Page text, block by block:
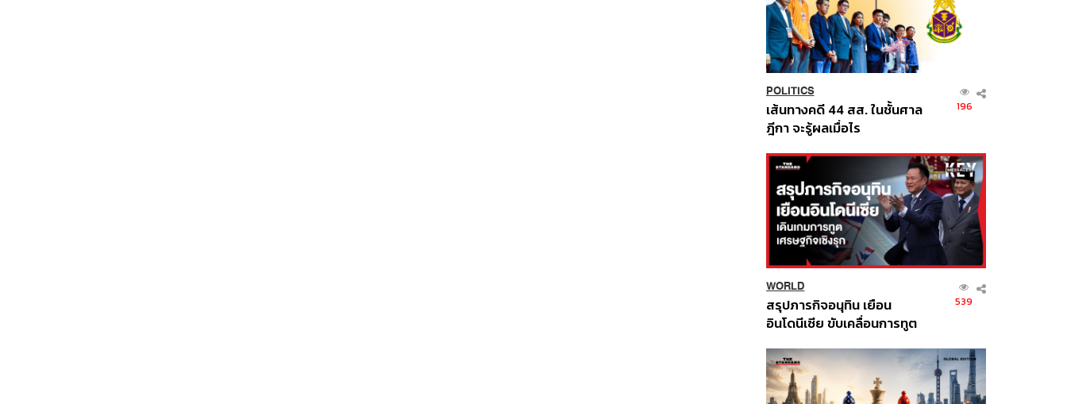
POLITICS
เส้นทางคดี 44 สส. ในชั้นศาล
ฎีกา จะรู้ผลเมื่อไร
196
WORLD
สรุปภารกิจอนุทิน เยือน
อินโดนีเซีย ขับเคลื่อนการทูต
ส่วนยุทธศาสตร์ไทย –
อินโดนีเซีย
539